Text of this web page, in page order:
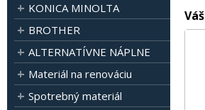
KONICA MINOLTA
BROTHER
ALTERNATÍVNE NÁPLNE
Materiál na renováciu
Spotrebný materiál